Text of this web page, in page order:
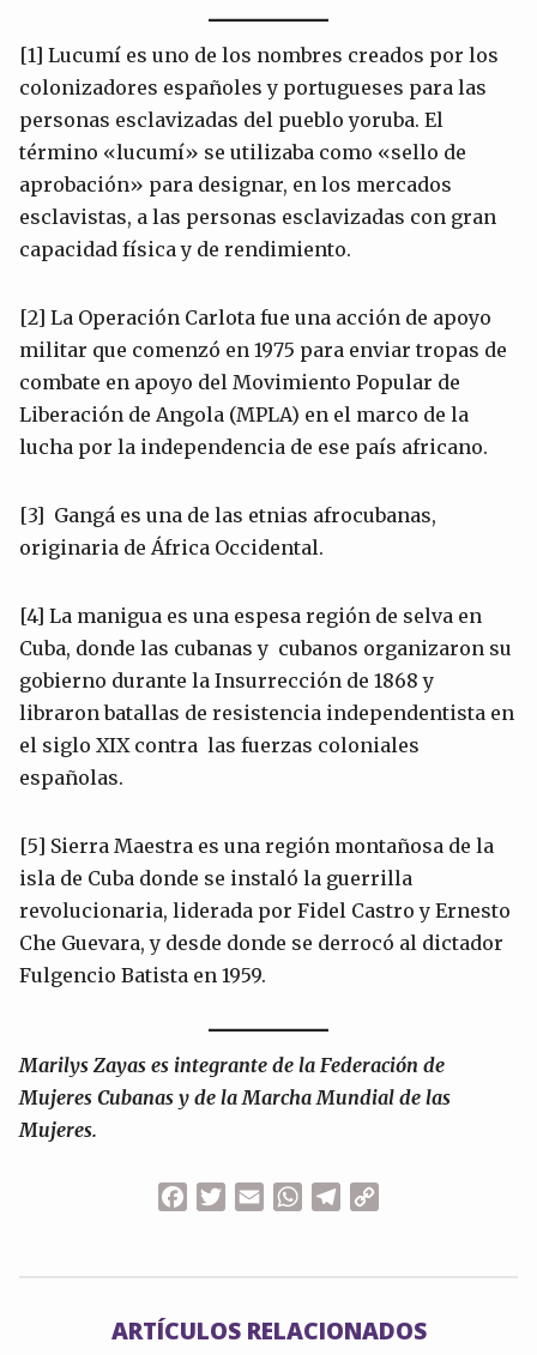
[1] Lucumí es uno de los nombres creados por los
colonizadores españoles y portugueses para las
personas esclavizadas del pueblo yoruba. El
término «lucumí» se utilizaba como «sello de
aprobación» para designar, en los mercados
esclavistas, a las personas esclavizadas con gran
capacidad física y de rendimiento.
[2] La Operación Carlota fue una acción de apoyo
militar que comenzó en 1975 para enviar tropas de
combate en apoyo del Movimiento Popular de
Liberación de Angola (MPLA) en el marco de la
lucha por la independencia de ese país africano.
[3] Gangá es una de las etnias afrocubanas,
originaria de África Occidental.
[4] La manigua es una espesa región de selva en
Cuba, donde las cubanas y cubanos organizaron su
gobierno durante la Insurrección de 1868 y
libraron batallas de resistencia independentista en
el siglo XIX contra las fuerzas coloniales
españolas.
[5] Sierra Maestra es una región montañosa de la
isla de Cuba donde se instaló la guerrilla
revolucionaria, liderada por Fidel Castro y Ernesto
Che Guevara, y desde donde se derrocó al dictador
Fulgencio Batista en 1959.
Marilys Zayas es integrante de la Federación de
Mujeres Cubanas y de la Marcha Mundial de las
Mujeres.
FacebookTwitterEmailWhatsApp
Telegram
ARTÍCULOS RELACIONADOS